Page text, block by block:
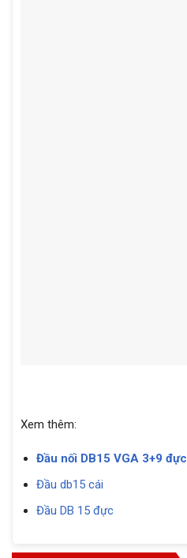
Xem thêm:
Đầu nối DB15 VGA 3+9 đực
Đầu db15 cái
Đầu DB 15 đực